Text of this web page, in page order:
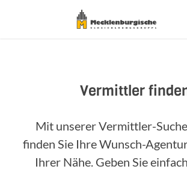
Vermittler
Mit unserer Vermittler-Suche
finden Sie Ihre Wunsch-
Ihrer Nähe. Geben Sie einfach